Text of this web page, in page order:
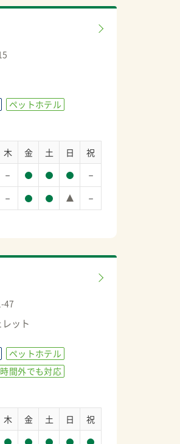
ペットホテル
木 金 土 日
祝
－ －
－ －
47
レット
ペットホテル
時間外でも対応
木 金 土 日
祝